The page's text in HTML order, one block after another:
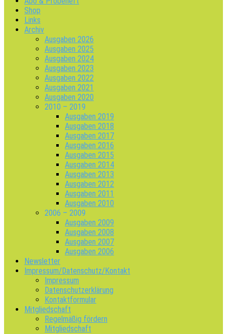
Shop
Links
Archiv
Ausgaben 2026
Ausgaben 2025
Ausgaben 2024
Ausgaben 2023
Ausgaben 2022
Ausgaben 2021
Ausgaben 2020
2010 – 2019
Ausgaben 2019
Ausgaben 2018
Ausgaben 2017
Ausgaben 2016
Ausgaben 2015
Ausgaben 2014
Ausgaben 2013
Ausgaben 2012
Ausgaben 2011
Ausgaben 2010
2006 – 2009
Ausgaben 2009
Ausgaben 2008
Ausgaben 2007
Ausgaben 2006
Newsletter
Impressum/Datenschutz/Kontakt
Impressum
Datenschutzerklärung
Kontaktformular
Mitgliedschaft
Regelmäßig fördern
Mitgliedschaft